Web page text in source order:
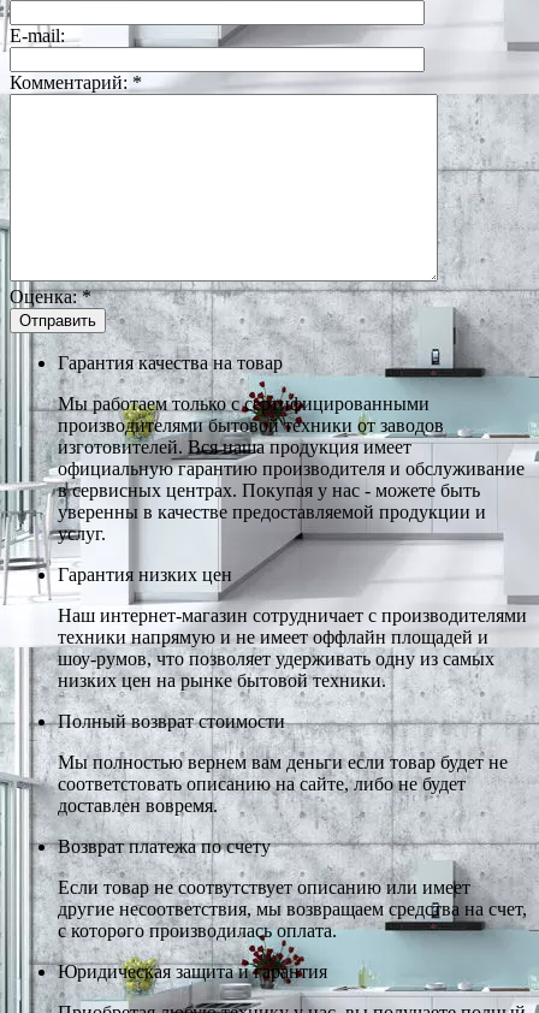
E-mail:
Комментарий: *
Оценка:*
Гарантия качества на товар
Мы работаем только с сертифицированными
производителями бытовой техники от заводов
изготовителей. Вся наша продукция имеет
официальную гарантию производителя и обслуживание
в сервисных центрах. Покупая у нас - можете быть
уверенны в качестве предоставляемой продукции и
услуг.
Гарантия низких цен
Наш интернет-магазин сотрудничает с производителями
техники напрямую и не имеет оффлайн площадей и
шоу-румов, что позволяет удерживать одну из самых
низких цен на рынке бытовой техники.
Полный возврат стоимости
Мы полностью вернем вам деньги если товар будет не
соответстовать описанию на сайте, либо не будет
доставлен вовремя.
Возврат платежа по счету
Если товар не соотвутствует описанию или имеет
другие несоответствия, мы возвращаем средства на счет,
с которого производилась оплата.
Юридическая защита и гарантия